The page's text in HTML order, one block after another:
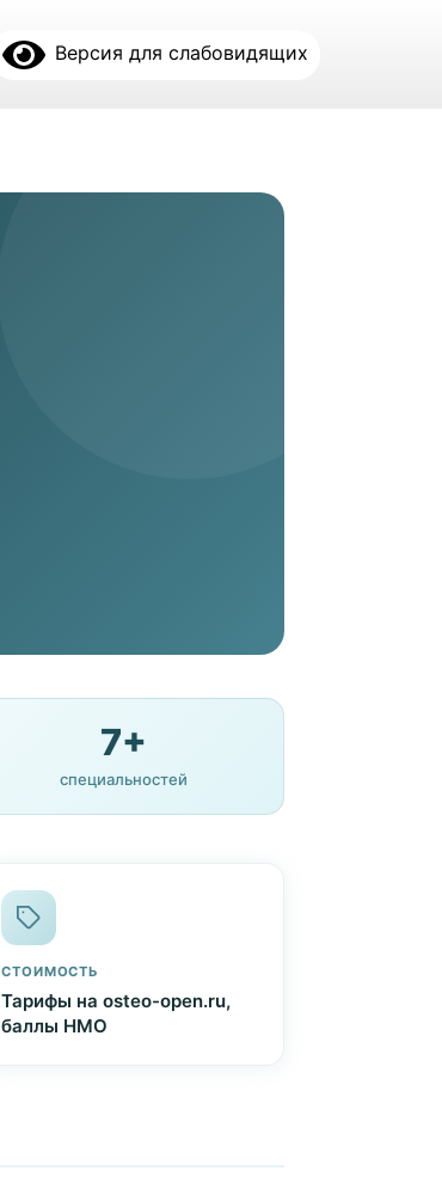
Версия для слабовидящих
7+
специальностей
СТОИМОСТЬ
Тарифы на osteo-open.ru,
баллы НМО